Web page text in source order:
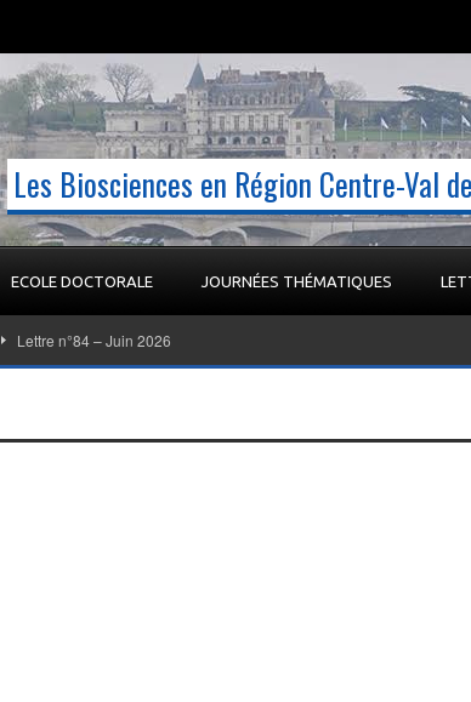
Les Biosciences en Région Centre-Val
ECOLE DOCTORALE JOURNÉES THÉMATIQUES
Lettre n°84 – Juin 2026